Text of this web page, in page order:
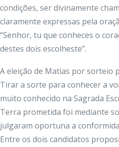
condições, ser divinamente
claramente expressas pela
“Senhor, tu que conheces o
destes dois escolheste”.
A eleição de Matias por sorteio
Tirar a sorte para conhecer a
muito conhecido na Sagrada
Terra prometida foi mediante
julgaram oportuna a
Entre os dois candidatos